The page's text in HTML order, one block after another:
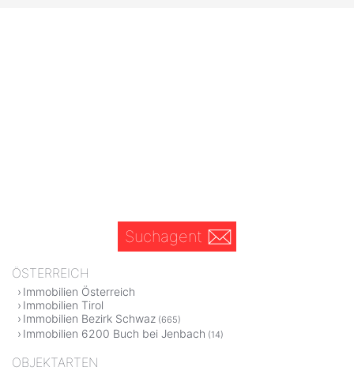
Suchagent
ÖSTERREICH
Immobilien Österreich
Immobilien Tirol
Immobilien Bezirk Schwaz (665)
Immobilien 6200 Buch bei Jenbach (14)
OBJEKTARTEN